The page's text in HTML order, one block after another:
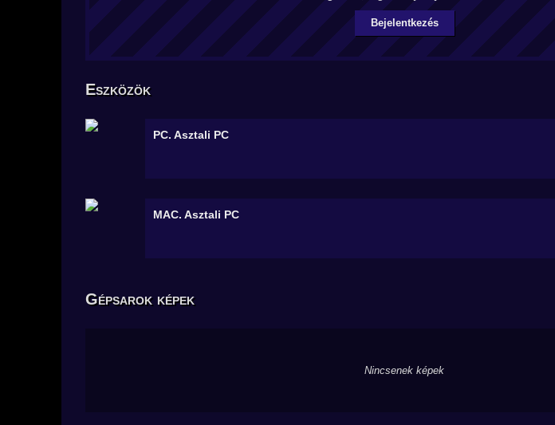
Bejelentkezés
Eszközök
PC. Asztali PC
MAC. Asztali PC
Gépsarok képek
Nincsenek képek